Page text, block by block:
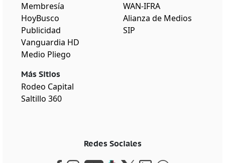
Membresía
HoyBusco
Publicidad
Vanguardia HD
Medio Pliego
Más Sitios
Rodeo Capital
Saltillo 360
WAN-IFRA
Alianza de Medios
SIP
Redes Sociales